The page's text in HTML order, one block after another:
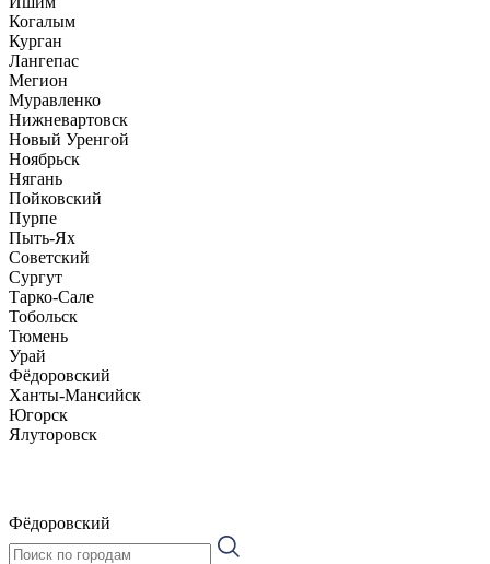
Когалым
Курган
Лангепас
Мегион
Муравленко
Нижневартовск
Новый Уренгой
Ноябрьск
Нягань
Пойковский
Пурпе
Пыть-Ях
Советский
Сургут
Тарко-Сале
Тобольск
Тюмень
Урай
Фёдоровский
Ханты-Мансийск
Югорск
Ялуторовск
Фёдоровский